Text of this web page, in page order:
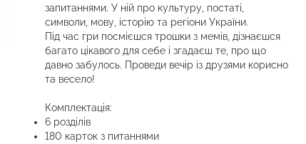
запитаннями. У ній про культуру, постаті,
символи, мову, історію та регіони України.
Під час гри посмієшся трошки з мемів, дізнаєшся
багато цікавого для себе і згадаєш те, про що
давно забулось. Проведи вечір із друзями корисно
та весело!
Комплектація:
6 розділів
180 карток з питаннями